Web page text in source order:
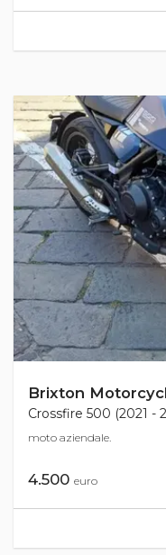
Brixton
Crossfire 500 (2021 -
moto aziendale.
4.500 euro